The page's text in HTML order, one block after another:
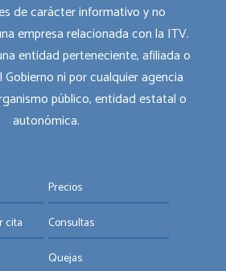
de carácter informativo y no
empresa relacionada con la ITV.
entidad perteneciente, afiliada o
ni por cualquier agencia
público, entidad estatal o
autonómica.
cita
Precios
Consultas
Quejas